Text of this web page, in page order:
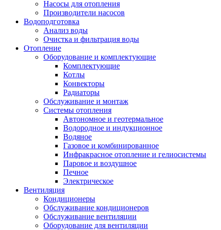
Насосы для отопления
Производители насосов
Водоподготовка
Анализ воды
Очистка и фильтрация воды
Отопление
Оборудование и комплектующие
Комплектующие
Котлы
Конвекторы
Радиаторы
Обслуживание и монтаж
Системы отопления
Автономное и геотермальное
Водородное и индукционное
Водяное
Газовое и комбинированное
Инфракрасное отопление и гелиосистемы
Паровое и воздушное
Печное
Электрическое
Вентиляция
Кондиционеры
Обслуживание кондиционеров
Обслуживание вентиляции
Оборудование для вентиляции